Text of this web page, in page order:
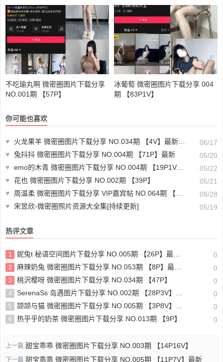
不吃瑜丸啊 微密圈图片下载分享
NO.001期 【57P】
冰葡萄 微密圈图片下载分享 004
期 【83P1V】
你可能也喜欢
♥ 火龙果羊 微密圈图片下载分享 NO.034期 【4V】最新至：2025.3.13
06/17
♥ 兔抖抖 微密圈图片下载分享 NO.004期 【71P】最新
05/20
♥ emo的木青 微密圈图片下载分享 NO.004期 【19P1V】最新至：2023.10.8
05/22
♥ 花也 微密圈图片下载分享 NO.002期 【39P】
05/21
♥
周温柔 微密圈图片下载分享 VIP嘉宾帖 NO.064期 【15P】最新至：2024.8.22
08/28
♥
宋昱欣-微密圈照片资源大全集[持续更新] 05/19
热评文章
1 妮兔t 秘语空间图片下载分享 NO.005期 【26P】最新至：2025.6.11 0
2 麻辣奶兔 微密圈图片下载分享 NO.053期 【8P】最新至：2023.11.18 0
3 桃沢樱呀 微密圈图片下载分享 NO.034期 【47P】 0
4 SerenaSs 岛遇图片下载分享 NO.002期 【28P3V】最新至：2025.6.19 0
5 颉颉与猫 微密圈图片下载分享 NO.005期 【3P8V】最新至：2023.11.20 0
6 热乎乎的奶茶 微密圈图片下载分享 NO.013期 【9P】 0
上一篇 甜宝乖乖 微密圈图片下载分享 NO.003期 【14P16V】
下一篇 甜宝乖乖 微密圈图片下载分享 NO.005期 【11P7V】最新